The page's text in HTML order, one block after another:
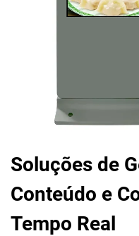
Soluções de
Conteúdo e
Tempo Real